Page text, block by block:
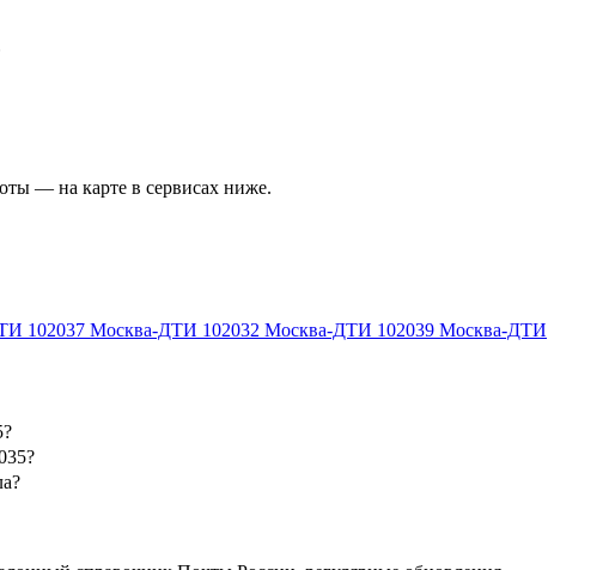
— на карте в сервисах ниже.
102037 Москва-ДТИ 102032 Москва-ДТИ 102039 Москва-ДТИ